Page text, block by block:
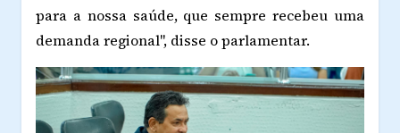
para a nossa saúde, que sempre recebeu uma
demanda regional", disse o parlamentar.